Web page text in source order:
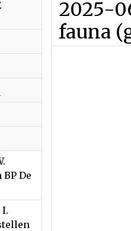
De
I.
2025-
fauna